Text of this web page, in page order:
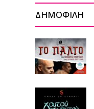
ΔΗΜΟΦΙΛΗ